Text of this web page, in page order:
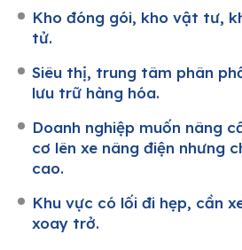
Kho đóng gói, kho vật tư,
tử.
Siêu thị, trung tâm phân
lưu trữ hàng hóa.
Doanh nghiệp muốn nâng
cơ lên xe nâng điện nhưng
cao.
Khu vực có lối đi hẹp, cần
xoay trở.